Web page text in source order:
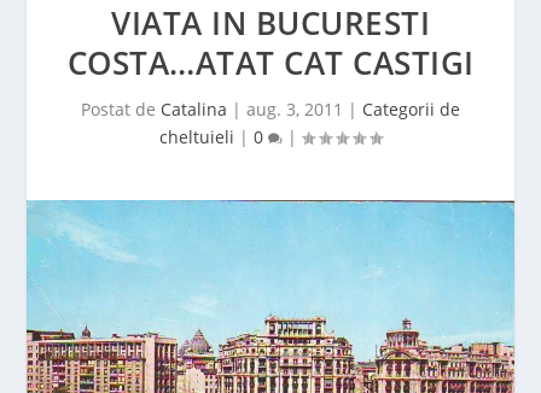
VIATA IN BUCURESTI
COSTA…ATAT CAT CASTIGI
Postat de Catalina | aug. 3, 2011 | Categorii de
cheltuieli | 0 |